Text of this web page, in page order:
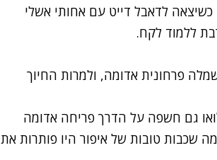
כשיצאה לדאבל דייט עם אחותי אשלי
ללמוד לקח.
פרחונית אדומה, ולמרות החיוך
גם חשפה על הדרך פריחה אדומה
שכבות טובות של איפור היו פותרות את